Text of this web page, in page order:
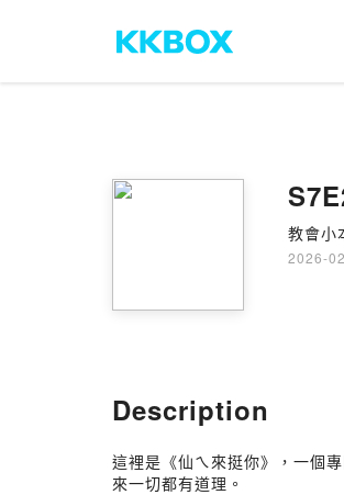
教會小
2026-
Description
這裡是《仙ㄟ來挺你》，一個
來一切都有道理。